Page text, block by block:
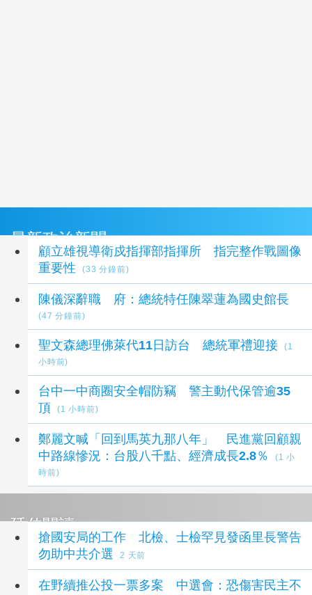
最新政治新聞
顧立雄視導衛戍指揮部指揮所 指完整作戰圖像
重要性
(33 分鐘前)
陳儀深辭職 府：總統特任陳翠蓮為國史館長
(47 分鐘前)
聖文森總理佛萊代11日訪台 總統軍禮迎接
(1
小時前)
台中一中商圈安全帽防竊 警主動代保管逾35
頂
(1 小時前)
鄭麗文喊「回到馬英九那八年」 民進黨回顧親
中路線慘況：台股八千點、經濟成長2.8％
(1 小
時前)
延伸閱讀
搶國安局的工作 北檢、士檢罕見發函里長警告
勿助中共介選
2 天前
在野續推公投一票多案 中選會：恐傷害民主不